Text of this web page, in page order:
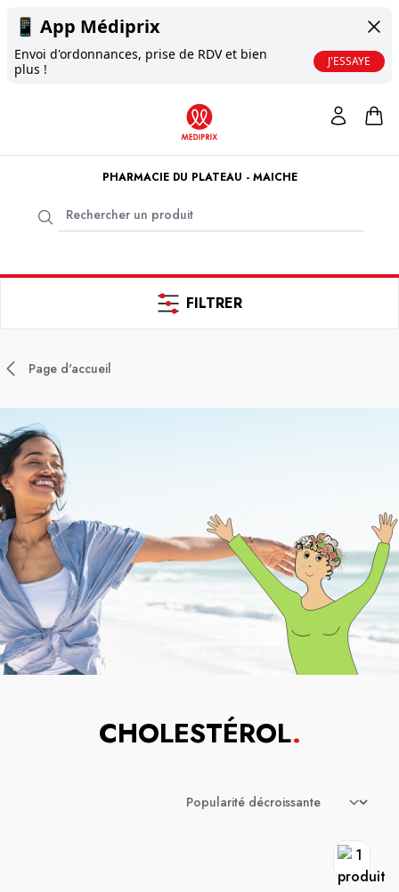
📱 App Médiprix
Envoi d'ordonnances, prise de RDV et bien
plus !
J'ESSAYE
PHARMACIE DU PLATEAU - MAICHE
FILTRER
Page d'accueil
CHOLESTÉROL.